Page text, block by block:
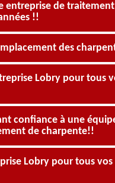
entreprise de
!!
des
Lobry pour
confiance à une
de charpente!!
Lobry pour tous